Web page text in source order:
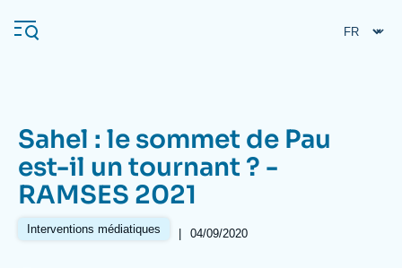
au
contenu
Navigation
principale
L'Ifri
Sahel : le sommet de Pau
est-il un tournant ? -
RAMSES 2021
Interventions médiatiques | 04/09/2020